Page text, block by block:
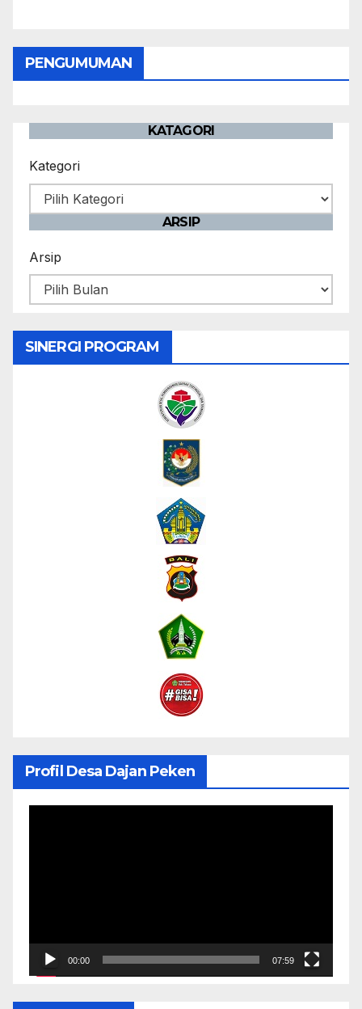
PENGUMUMAN
KATAGORI
Kategori
ARSIP
Arsip
SINERGI PROGRAM
Profil Desa Dajan Peken
00:00 07:59